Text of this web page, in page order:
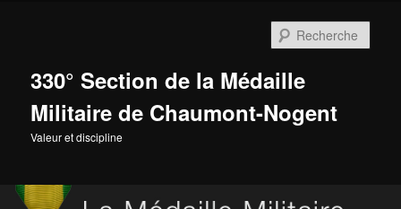
330° Section de la Médaille
Militaire de Chaumont-Nogent
Valeur et discipline